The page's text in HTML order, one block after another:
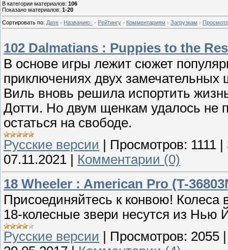
В категории материалов: 106
Показано материалов: 1-20
Сортировать по: Дате · Названию · Рейтингу · Комментариям · Загрузкам ·
102 Dalmatians : Puppies to the
В основе игры лежит сюжет
приключениях двух
Виль вновь решила испортить
Дотти. Но двум щенкам удалось не
остаться на свободе.
Русские версии
Просмотров: 1111
07.11.2021
Комментарии (0)
18 Wheeler : American Pro (T-
Присоединяйтесь к конвою!
18-колесные звери несутся из
Русские версии
Просмотров: 2055